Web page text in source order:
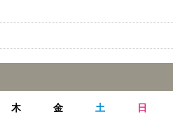
木 金 土 日